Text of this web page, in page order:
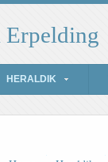
Erpelding
HERALDIK